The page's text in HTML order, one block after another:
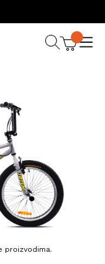
proizvodima.